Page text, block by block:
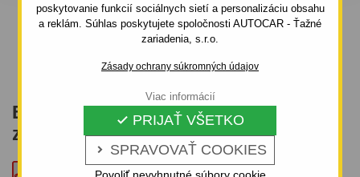
poskytovanie funkcií sociálnych sietí a personalizáciu obsahu
a reklám. Súhlas poskytujete spoločnosti AUTOCAR - Ťažné
zariadenia, s.r.o.
Zásady ochrany súkromných údajov
 SPRAVOVAŤ COOKIES
 PRIJAŤ VŠETKO
Viac informácií
ZAPOJENIA
ELEKTROINŠTALÁCIÍ
Elektroinštalácie k ťažným
zariadeniam
Schéma zapojenia elektroinštalácie WH-1